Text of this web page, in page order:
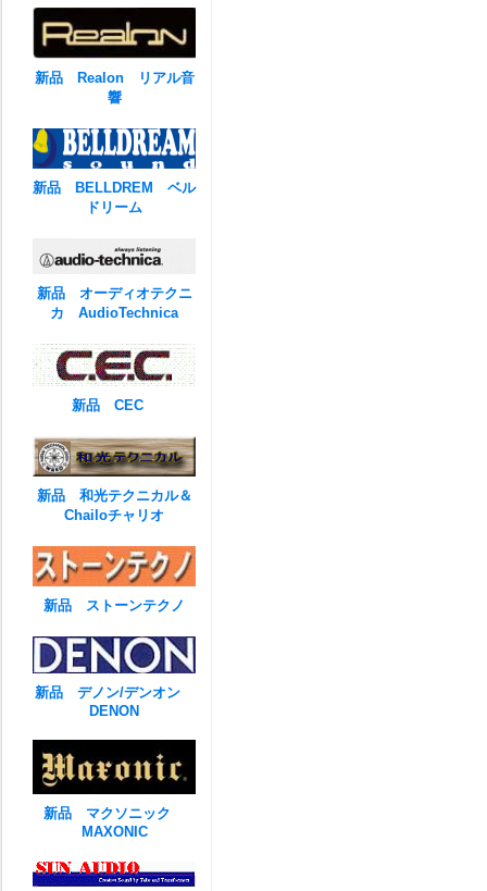
新品 Realon リアル音
響
新品 BELLDREM ベル
ドリーム
新品 オーディオテクニ
カ AudioTechnica
新品 CEC
新品 和光テクニカル＆
Chailoチャリオ
新品 ストーンテクノ
新品 デノン/デンオン
DENON
新品 マクソニック
MAXONIC